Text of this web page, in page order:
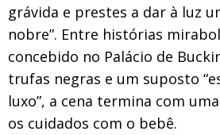
grávida e prestes a dar à luz
nobre”. Entre histórias
concebido no Palácio de
trufas negras e um suposto
luxo”, a cena termina com
os cuidados com o bebê.